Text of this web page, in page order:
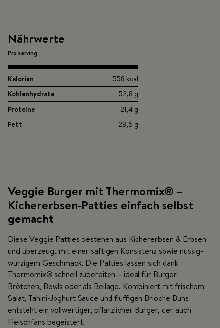
Nährwerte
Pro serving
Kalorien
558 kcal
Kohlenhydrate
52,8 g
Proteine
21,4 g
Fett
28,6 g
Veggie Burger mit Thermomix® –
Kichererbsen-Patties einfach selbst
gemacht
Diese Veggie Patties bestehen aus Kichererbsen & Erbsen
und überzeugt mit einer saftigen Konsistenz sowie nussig-
würzigem Geschmack. Die Patties lassen sich dank
Thermomix® schnell zubereiten – ideal für Burger-
Brötchen, Bowls oder als Beilage. Kombiniert mit frischem
Salat, Tahini-Joghurt Sauce und fluffigen Brioche Buns
entsteht ein vollwertiger, pflanzlicher Burger, der auch
Fleischfans begeistert.